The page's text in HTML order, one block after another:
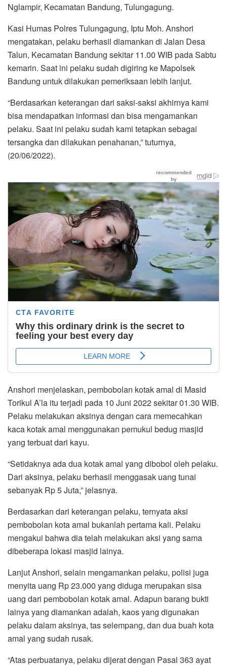
Nglampir, Kecamatan Bandung, Tulungagung.
Kasi Humas Polres Tulungagung, Iptu Moh. Anshori
mengatakan, pelaku berhasil diamankan di Jalan Desa
Talun, Kecamatan Bandung sekitar 11.00 WIB pada Sabtu
kemarin. Saat ini pelaku sudah digiring ke Mapolsek
Bandung untuk dilakukan pemeriksaan lebih lanjut.
“Berdasarkan keterangan dari saksi-saksi akhirnya kami
bisa mendapatkan informasi dan bisa mengamankan
pelaku. Saat ini pelaku sudah kami tetapkan sebagai
tersangka dan dilakukan penahanan,” tuturnya,
(20/06/2022).
Anshori menjelaskan, pembobolan kotak amal di Masid
Torikul A’la itu terjadi pada 10 Juni 2022 sekitar 01.30 WIB.
Pelaku melakukan aksinya dengan cara memecahkan
kaca kotak amal menggunakan pemukul bedug masjid
yang terbuat dari kayu.
“Setidaknya ada dua kotak amal yang dibobol oleh pelaku.
Dari aksinya, pelaku berhasil menggasak uang tunai
sebanyak Rp 5 Juta,” jelasnya.
Berdasarkan dari keterangan pelaku, ternyata aksi
pembobolan kota amal bukanlah pertama kali. Pelaku
mengakui bahwa dia telah melakukan aksi yang sama
dibeberapa lokasi masjid lainya.
Lanjut Anshori, selain mengamankan pelaku, polisi juga
menyita uang Rp 23.000 yang diduga merupakan sisa
uang dari pembobolan kotak amal. Adapun barang bukti
lainya yang diamankan adalah, kaos yang digunakan
pelaku dalam aksinya, tas selempang, dan dua buah kota
amal yang sudah rusak.
“Atas perbuatanya, pelaku dijerat dengan Pasal 363 ayat